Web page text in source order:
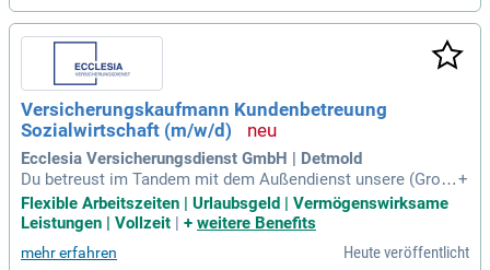
Versicherungskaufmann Kundenbetreuung
Sozialwirtschaft (m/w/d)
Ecclesia Versicherungsdienst GmbH | Detmold
Du betreust im Tandem mit dem Außendienst unsere (Groß
-) Kunden aus der Sozialwirtschaft (z. B. Senioreneinrichtun
gen, Werkstätten, Lebenshilfen) und berätst vertrauensvoll z
ch.
+
Flexible Arbeitszeiten | Urlaubsgeld | Vermögenswirksame
Leistungen | Vollzeit
+ weitere Benefits
mehr erfahren Heute veröffentlicht